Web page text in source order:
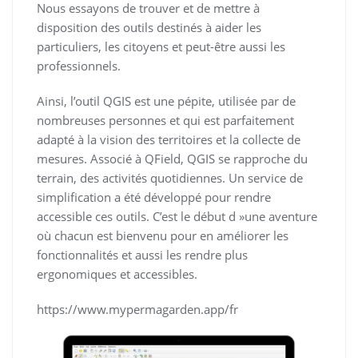
Nous essayons de trouver et de mettre à
disposition des outils destinés à aider les
particuliers, les citoyens et peut-être aussi les
professionnels.
Ainsi, l’outil QGIS est une pépite, utilisée par de
nombreuses personnes et qui est parfaitement
adapté à la vision des territoires et la collecte de
mesures. Associé à QField, QGIS se rapproche du
terrain, des activités quotidiennes. Un service de
simplification a été développé pour rendre
accessible ces outils. C’est le début d »une aventure
où chacun est bienvenu pour en améliorer les
fonctionnalités et aussi les rendre plus
ergonomiques et accessibles.
https://www.mypermagarden.app/fr